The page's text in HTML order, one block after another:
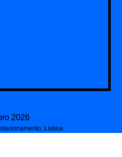
2026
Lisboa